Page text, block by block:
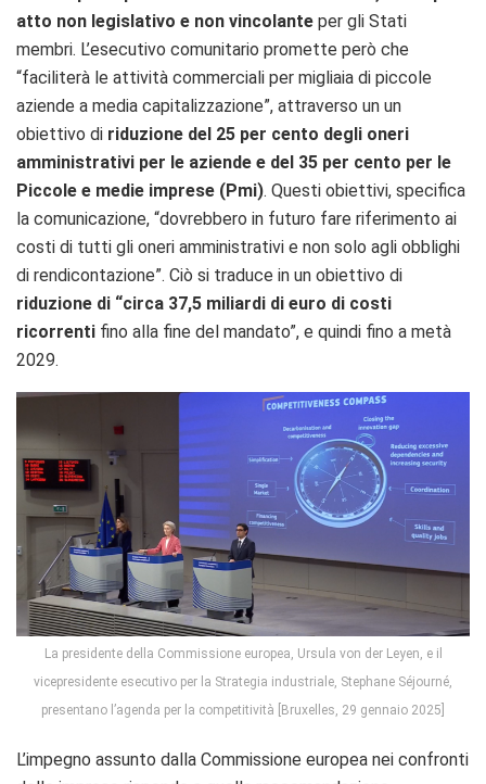
atto non legislativo e non vincolante per gli Stati
membri. L’esecutivo comunitario promette però che
“faciliterà le attività commerciali per migliaia di piccole
aziende a media capitalizzazione”, attraverso un un
obiettivo di riduzione del 25 per cento degli oneri
amministrativi per le aziende e del 35 per cento per le
Piccole e medie imprese (Pmi). Questi obiettivi, specifica
la comunicazione, “dovrebbero in futuro fare riferimento ai
costi di tutti gli oneri amministrativi e non solo agli obblighi
di rendicontazione”. Ciò si traduce in un obiettivo di
riduzione di “circa 37,5 miliardi di euro di costi
ricorrenti fino alla fine del mandato”, e quindi fino a metà
2029.
La presidente della Commissione europea, Ursula von der Leyen, e il
vicepresidente esecutivo per la Strategia industriale, Stephane Séjourné,
presentano l’agenda per la competitività [Bruxelles, 29 gennaio 2025]
L’impegno assunto dalla Commissione europea nei confronti